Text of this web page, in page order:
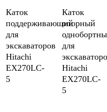
Каток
поддерживающий
для
экскаваторов
Hitachi
EX270LC-
5
Каток
опорный
для
Hitachi
EX270LC-
5